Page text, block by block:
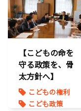
命を守る
孤独孤立対策
【こどもの命を
守る政策を、骨
太方針へ】
こどもの権利
こども政策